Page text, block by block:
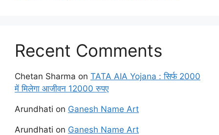
Recent Comments
Chetan Sharma on TATA AIA Yojana : सिर्फ 2000
में मिलेगा आजीवन 12000 रुपए
Arundhati on Ganesh Name Art
Arundhati on Ganesh Name Art